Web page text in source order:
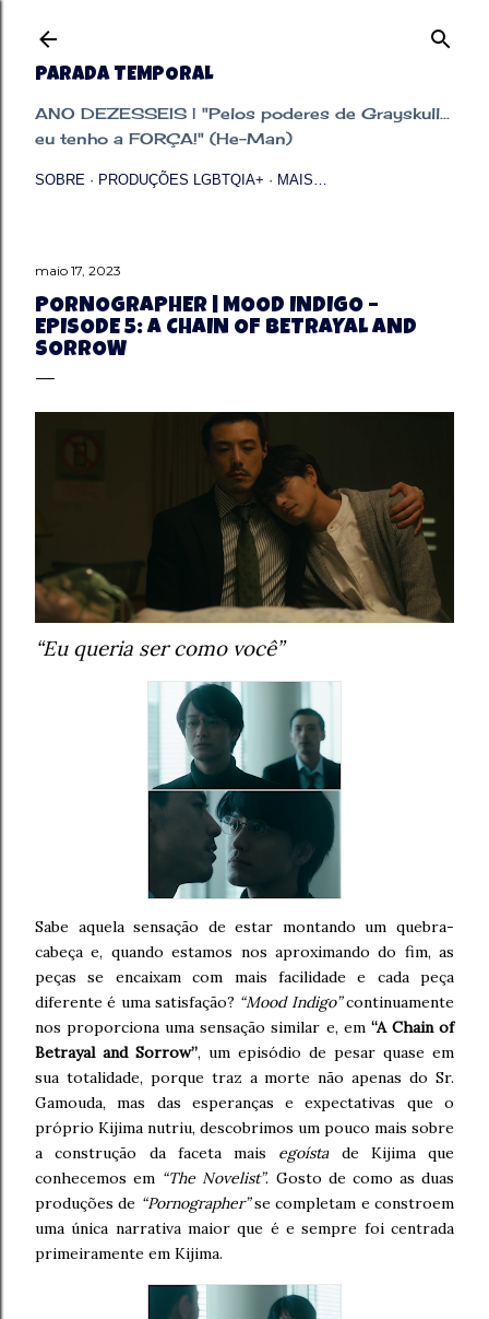
PARADA TEMPORAL
ANO DEZESSEIS | "Pelos poderes de Grayskull...
eu tenho a FORÇA!" (He-Man)
SOBRE PRODUÇÕES LGBTQIA+ MAIS…
maio 17, 2023
PORNOGRAPHER | MOOD INDIGO –
EPISODE 5: A CHAIN OF BETRAYAL AND
SORROW
“Eu queria ser como você”
Sabe aquela sensação de estar montando um quebra-
cabeça e, quando estamos nos aproximando do fim, as
peças se encaixam com mais facilidade e cada peça
diferente é uma satisfação? “Mood Indigo”continuamente
nos proporciona uma sensação similar e, em “A Chain of
Betrayal and Sorrow”, um episódio de pesar quase em
sua totalidade, porque traz a morte não apenas do Sr.
Gamouda, mas das esperanças e expectativas que o
próprio Kijima nutriu, descobrimos um pouco mais sobre
a construção da faceta mais egoístade Kijima que
conhecemos em “The Novelist”. Gosto de como as duas
produções de “Pornographer”se completam e constroem
uma única narrativa maior que é e sempre foi centrada
primeiramente em Kijima.